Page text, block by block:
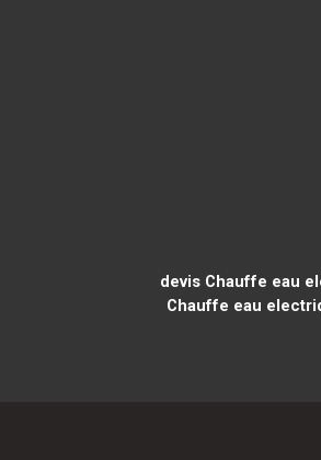
devis Chauffe eau
Chauffe eau